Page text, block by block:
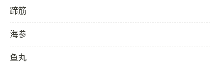
蹄筋
海参
鱼丸